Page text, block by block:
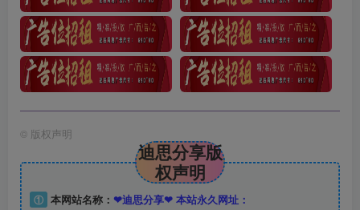
© 版权声明
迪思分享版
权声明
① 本网站名称： ❤迪思分享❤ 本站永久网址：